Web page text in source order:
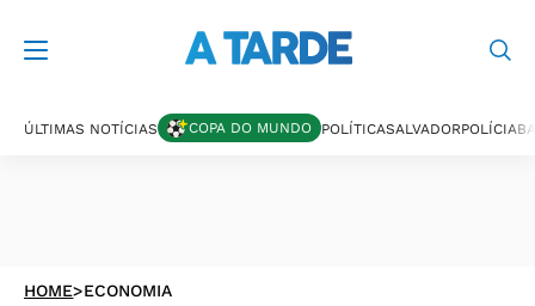
ÚLTIMAS NOTÍCIAS COPA DO MUNDO POLÍTICASALVADORPOLÍCIA
HOME>ECONOMIA